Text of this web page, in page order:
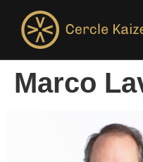
Marco